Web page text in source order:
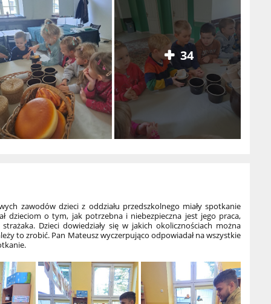
34
zawodów dzieci z oddziału przedszkolnego miały spotkanie
dzieciom o tym, jak potrzebna i niebezpieczna jest jego praca,
Dzieci dowiedziały się w jakich okolicznościach można
to zrobić. Pan Mateusz wyczerpująco odpowiadał na wszystkie